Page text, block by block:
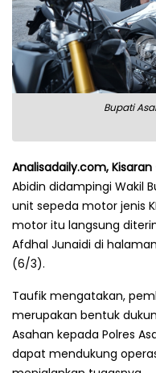
Bupati
Analisadaily.com,
Abidin didampingi Wakil
unit sepeda motor jenis
motor itu langsung
Afdhal Junaidi di
(6/3).
Taufik mengatakan,
merupakan bentuk
Asahan kepada Polres
dapat mendukung